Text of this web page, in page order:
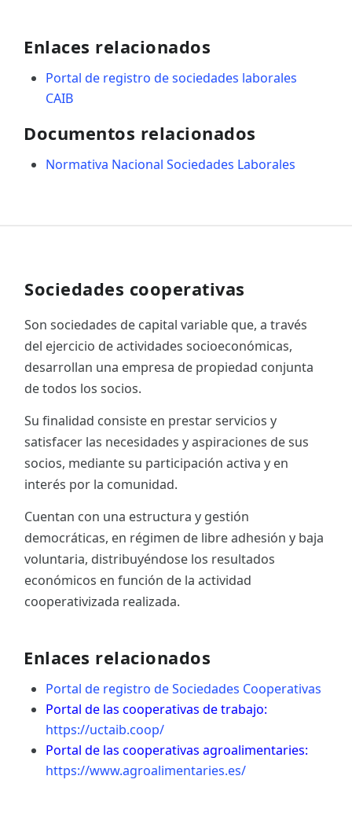
Enlaces relacionados
Portal de registro de sociedades laborales
CAIB
Documentos relacionados
Normativa Nacional Sociedades Laborales
Sociedades cooperativas
Son sociedades de capital variable que, a través
del ejercicio de actividades socioeconómicas,
desarrollan una empresa de propiedad conjunta
de todos los socios.
Su finalidad consiste en prestar servicios y
satisfacer las necesidades y aspiraciones de sus
socios, mediante su participación activa y en
interés por la comunidad.
Cuentan con una estructura y gestión
democráticas, en régimen de libre adhesión y baja
voluntaria, distribuyéndose los resultados
económicos en función de la actividad
cooperativizada realizada.
Enlaces relacionados
Portal de registro de Sociedades Cooperativas
Portal de las cooperativas de trabajo:
https://uctaib.coop/
Portal de las cooperativas agroalimentaries:
https://www.agroalimentaries.es/